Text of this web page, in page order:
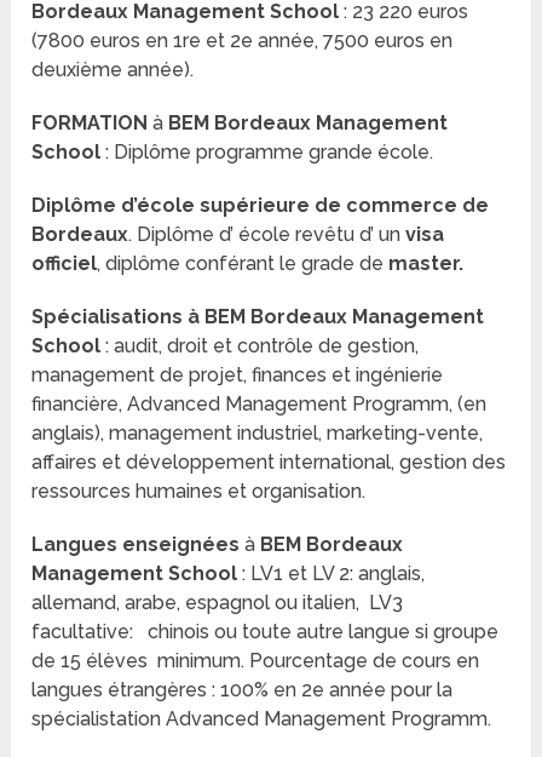
Bordeaux Management School: 23 220 euros
(7800 euros en 1re et 2e année, 7500 euros en
deuxième année).
FORMATION à BEM Bordeaux Management
School : Diplôme programme grande école.
Diplôme d’écolesupérieure de commerce de
Bordeaux. Diplôme d’ école revêtu d’ unvisa
officiel, diplôme conférant le grade de master.
Spécialisations à BEM Bordeaux Management
School :audit, droit et contrôle de gestion,
management de projet, finances et ingénierie
financière, Advanced Management Programm, (en
anglais), management industriel, marketing-vente,
affaires et développement international, gestion des
ressources humaines et organisation.
Langues enseignées à BEM Bordeaux
Management School: LV1 et LV 2: anglais,
allemand, arabe, espagnol ou italien, LV3
facultative: chinois ou toute autre langue si groupe
de 15 élèves minimum. Pourcentage de cours en
langues étrangères : 100% en 2e année pour la
spécialistation Advanced Management Programm.